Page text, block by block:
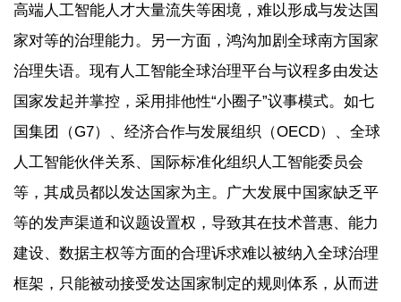
高端人工智能人才大量流失等困境，难以形成与发达国
家对等的治理能力。另一方面，鸿沟加剧全球南方国家
治理失语。现有人工智能全球治理平台与议程多由发达
国家发起并掌控，采用排他性“小圈子”议事模式。如七
国集团（G7）、经济合作与发展组织（OECD）、全球
人工智能伙伴关系、国际标准化组织人工智能委员会
等，其成员都以发达国家为主。广大发展中国家缺乏平
等的发声渠道和议题设置权，导致其在技术普惠、能力
建设、数据主权等方面的合理诉求难以被纳入全球治理
框架，只能被动接受发达国家制定的规则体系，从而进